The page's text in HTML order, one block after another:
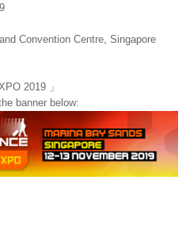
Convention Centre, Singapore
2019 」
banner below: